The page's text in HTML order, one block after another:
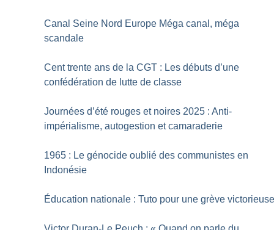
Canal Seine Nord Europe Méga canal, méga
scandale
Cent trente ans de la CGT : Les débuts d’une
confédération de lutte de classe
Journées d’été rouges et noires 2025 : Anti-
impérialisme, autogestion et camaraderie
1965 : Le génocide oublié des communistes en
Indonésie
Éducation nationale : Tuto pour une grève